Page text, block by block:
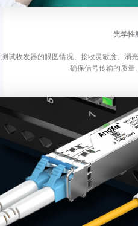
光学性
测试收发器的眼图情况、接收灵敏度、消
确保信号传输的质量